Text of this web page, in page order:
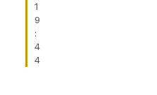
1
9
:
4
4